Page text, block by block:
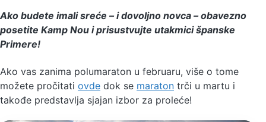
Ako budete imali sreće – i dovoljno novca – obavezno
posetite Kamp Nou i prisustvujte utakmici španske
Primere!
Ako vas zanima polumaraton u februaru, više o tome
možete pročitati ovde dok se maraton trči u martu i
takođe predstavlja sjajan izbor za proleće!